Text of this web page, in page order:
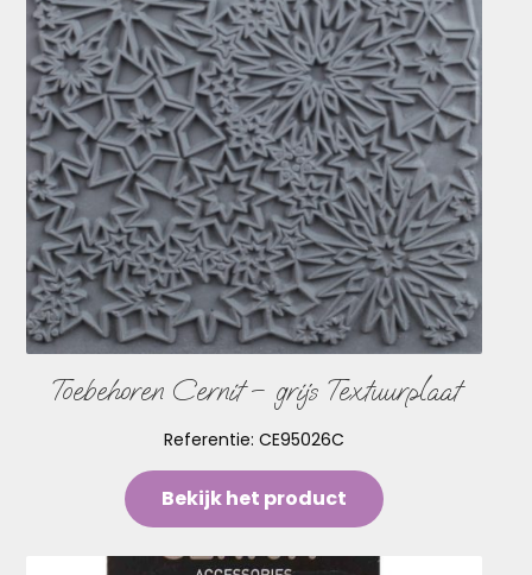
Toebehoren Cernit – grijs Textuurplaat
Referentie: CE95026C
Bekijk het product